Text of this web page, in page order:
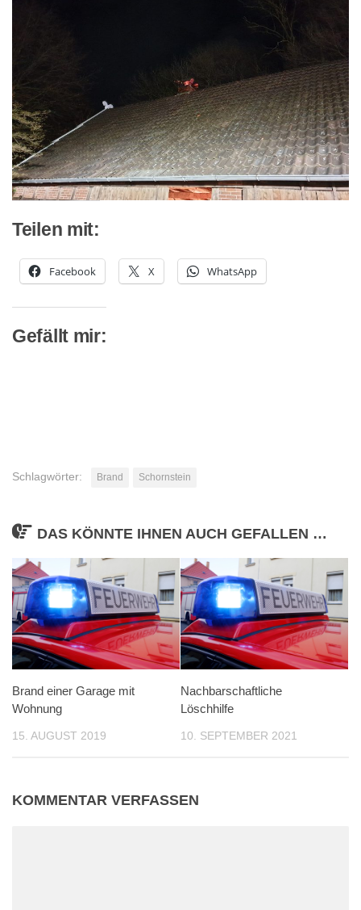
Teilen mit:
Facebook X WhatsApp
Gefällt mir:
Schlagwörter: Brand Schornstein
DAS KÖNNTE IHNEN AUCH GEFALLEN …
Brand einer Garage mit
Wohnung
15. AUGUST 2019
Nachbarschaftliche
Löschhilfe
10. SEPTEMBER 2021
KOMMENTAR VERFASSEN